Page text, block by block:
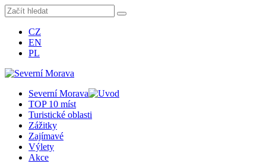
CZ
EN
PL
Severní Morava
TOP 10 míst
Turistické oblasti
Zážitky
Zajímavé
Výlety
Akce